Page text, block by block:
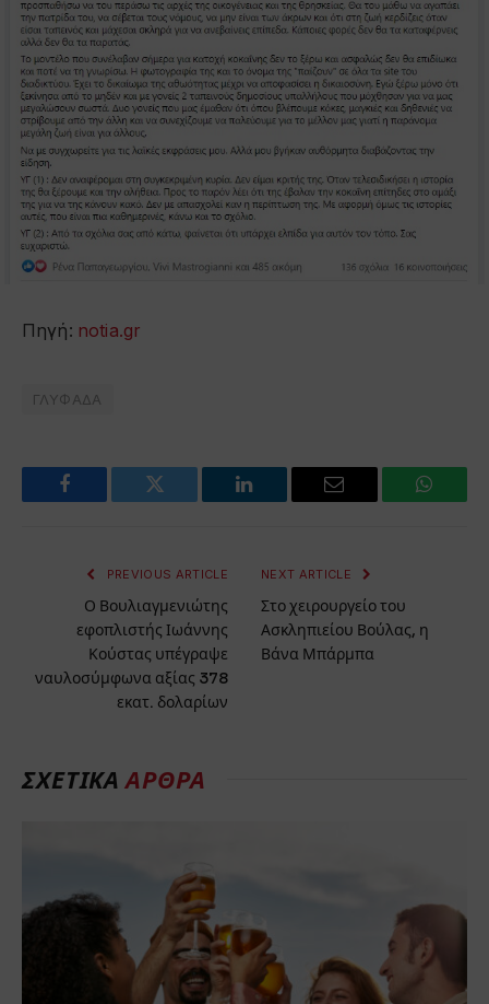
Πηγή: notia.gr
ΓΛΥΦΑΔΑ
Facebook Twitter LinkedIn Email
PREVIOUS ARTICLE
Ο Βουλιαγμενιώτης
εφοπλιστής Ιωάννης
Κούστας υπέγραψε
ναυλοσύμφωνα αξίας 378
εκατ. δολαρίων
NEXT ARTICLE
Στο χειρουργείο του
Ασκληπιείου Βούλας, η
Βάνα Μπάρμπα
ΣΧΕΤΙΚΑΑΡΘΡΑ